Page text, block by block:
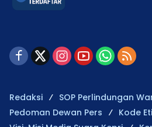
Redaksi
SOP Perlindungan
Pedoman Dewan Pers
Kode